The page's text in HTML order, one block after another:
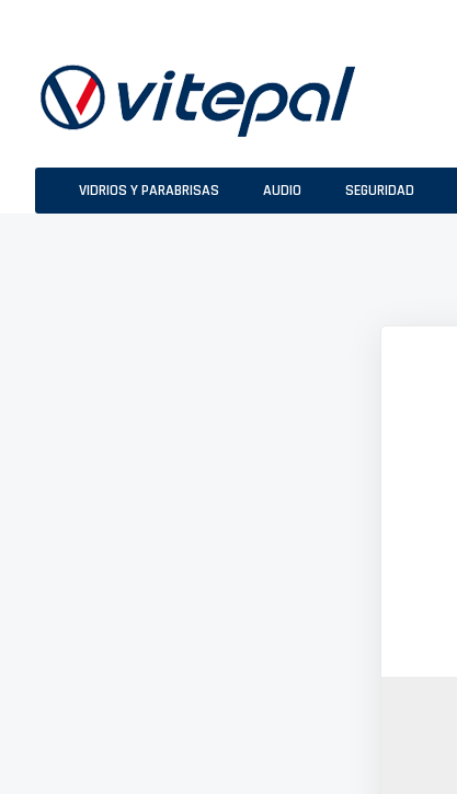
VIDRIOS Y PARABRISAS AUDIO SEGURIDAD